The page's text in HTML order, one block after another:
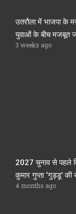
उतरौला में भाजपा के
युवाओं के बीच मजबूत
3 weeks ago
2027 चुनाव से पहले
कुमार गुप्ता ‘गुड्डू’ की
4 months ago